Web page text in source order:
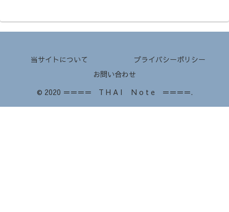
当サイトについて
プライバシーポリシー
お問い合わせ
© 2020 ＝＝＝＝ T H A I N o t e ＝＝＝＝.